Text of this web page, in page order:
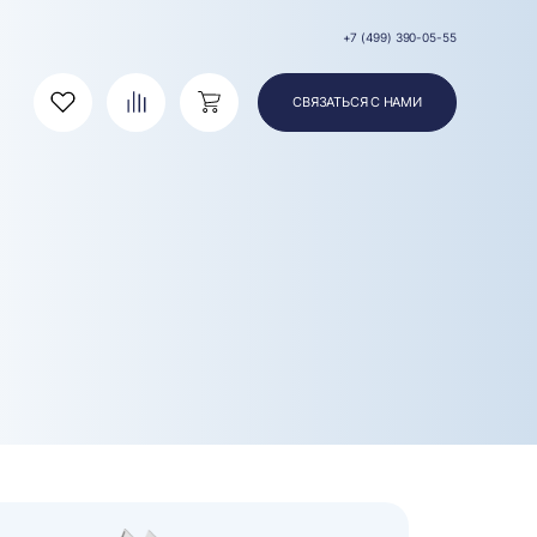
+7 (499) 390-05-55
Избранное СравнениеКорзина СВЯЗАТЬСЯ С НАМИ